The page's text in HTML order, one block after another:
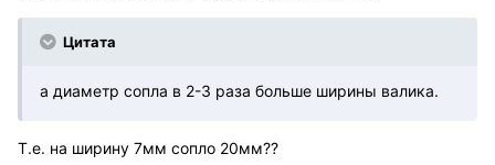
Цитата
а диаметр сопла в 2-3 раза больше ширины валика.
Т.е. на ширину 7мм сопло 20мм??